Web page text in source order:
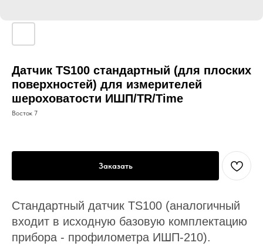
Датчик TS100 стандартный (для плоских
поверхностей) для измерителей
шероховатости ИШП/TR/Time
Восток 7
Заказать
Стандартный датчик TS100 (аналогичный
входит в исходную базовую комплектацию
прибора - профилометра ИШП-210).